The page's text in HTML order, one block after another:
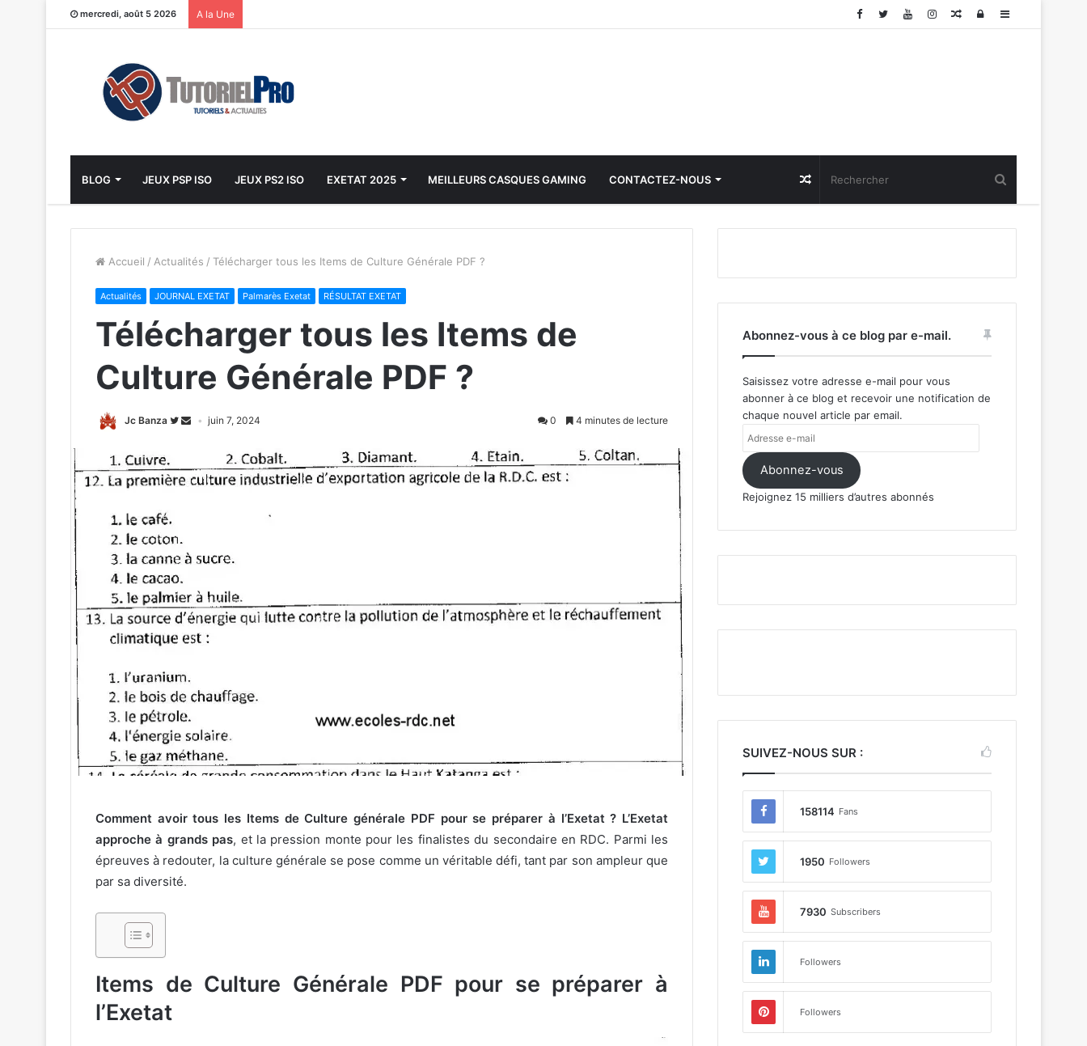
mercredi, août 5 2026 A la Une Sidebar
Connexion
Article
BLOG JEUX PSP ISO JEUX PS2 ISO EXETAT 2025 MEILLEURS CASQUES GAMING CONTACTEZ-NOUS Article
Aléatoire
Accueil / Actualités / Télécharger tous les Items de Culture Générale PDF ?
Actualités JOURNAL EXETAT Palmarès Exetat RÉSULTAT EXETAT
Télécharger tous les Items de
Culture Générale PDF ?
Jc Banza juin 7, 2024 0 4 minutes de lecture
Comment avoir tous les Items de Culture générale PDF pour se préparer à l’Exetat ? L’Exetat
approche à grands pas, et la pression monte pour les finalistes du secondaire en RDC. Parmi les
épreuves à redouter, la culture générale se pose comme un véritable défi, tant par son ampleur que
par sa diversité.
Items de Culture Générale PDF pour se préparer à
l’Exetat
Abonnez-vous à ce blog par e-mail.
Saisissez votre adresse e-mail pour vous
abonner à ce blog et recevoir une notification de
chaque nouvel article par email.
Adresse
e-
mail Abonnez-vous
Rejoignez 15 milliers d’autres abonnés
SUIVEZ-NOUS SUR :
158114 Fans
1950 Followers
7930 Subscribers
Followers
Followers